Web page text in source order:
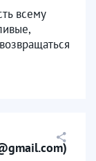
всему